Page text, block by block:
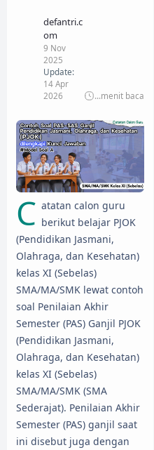
defantri.c
om
9 Nov
2025
Update:
14 Apr
2026
...menit baca
C atatan calon guru
berikut belajar PJOK
(Pendidikan Jasmani,
Olahraga, dan Kesehatan)
kelas XI (Sebelas)
SMA/MA/SMK lewat contoh
soal Penilaian Akhir
Semester (PAS) Ganjil PJOK
(Pendidikan Jasmani,
Olahraga, dan Kesehatan)
kelas XI (Sebelas)
SMA/MA/SMK (SMA
Sederajat). Penilaian Akhir
Semester (PAS) ganjil saat
ini disebut juga dengan